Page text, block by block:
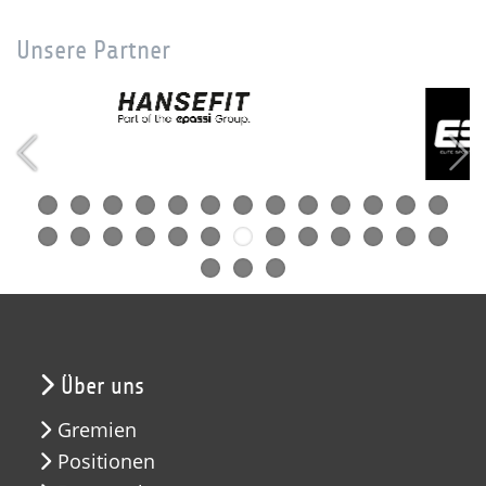
Unsere Partner
Über uns
Gremien
Positionen